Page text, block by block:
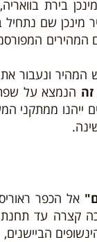
בירת
מינכן שם
המהירים
המהיר ונעבור
הנמצא על
ייהנו ממתקני
אל הכפר
מטר. נלך ברגל הליכה קצרה
הביישנים,